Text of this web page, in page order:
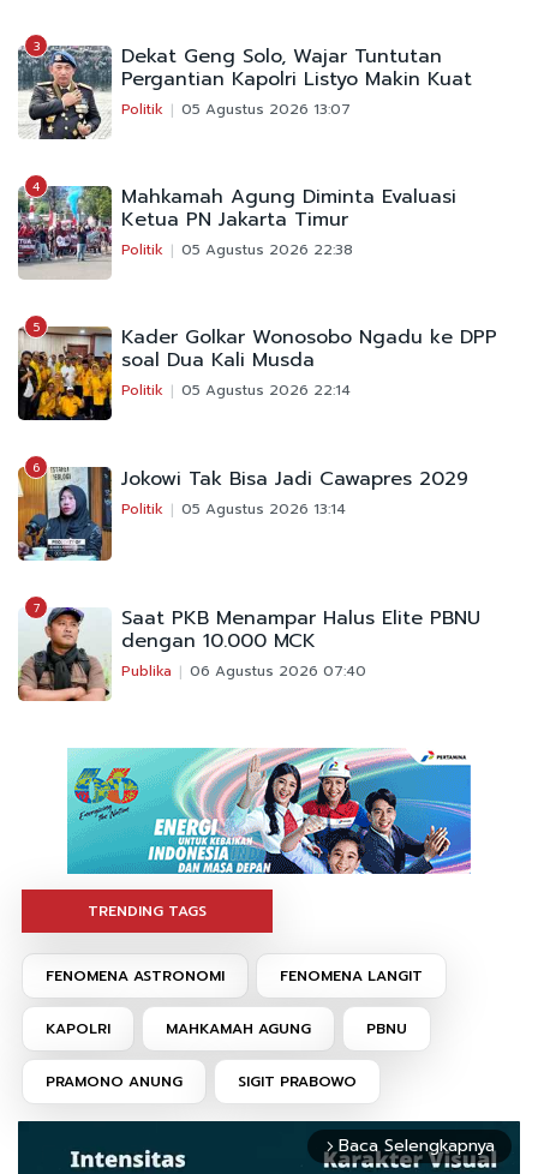
3 Dekat Geng Solo, Wajar Tuntutan
Pergantian Kapolri Listyo Makin Kuat
Politik 05 Agustus 2026 13:07
4 Mahkamah Agung Diminta Evaluasi
Ketua PN Jakarta Timur
Politik 05 Agustus 2026 22:38
5 Kader Golkar Wonosobo Ngadu ke DPP
soal Dua Kali Musda
Politik 05 Agustus 2026 22:14
6 Jokowi Tak Bisa Jadi Cawapres 2029
Politik 05 Agustus 2026 13:14
7 Saat PKB Menampar Halus Elite PBNU
dengan 10.000 MCK
Publika 06 Agustus 2026 07:40
TRENDING TAGS
FENOMENA ASTRONOMI FENOMENA LANGIT
KAPOLRI MAHKAMAH AGUNG PBNU
PRAMONO ANUNG SIGIT PRABOWO
arrow_forward_ios Baca Selengkapnya